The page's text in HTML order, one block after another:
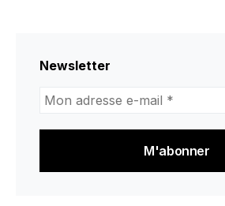
Newsletter
adresse
mail